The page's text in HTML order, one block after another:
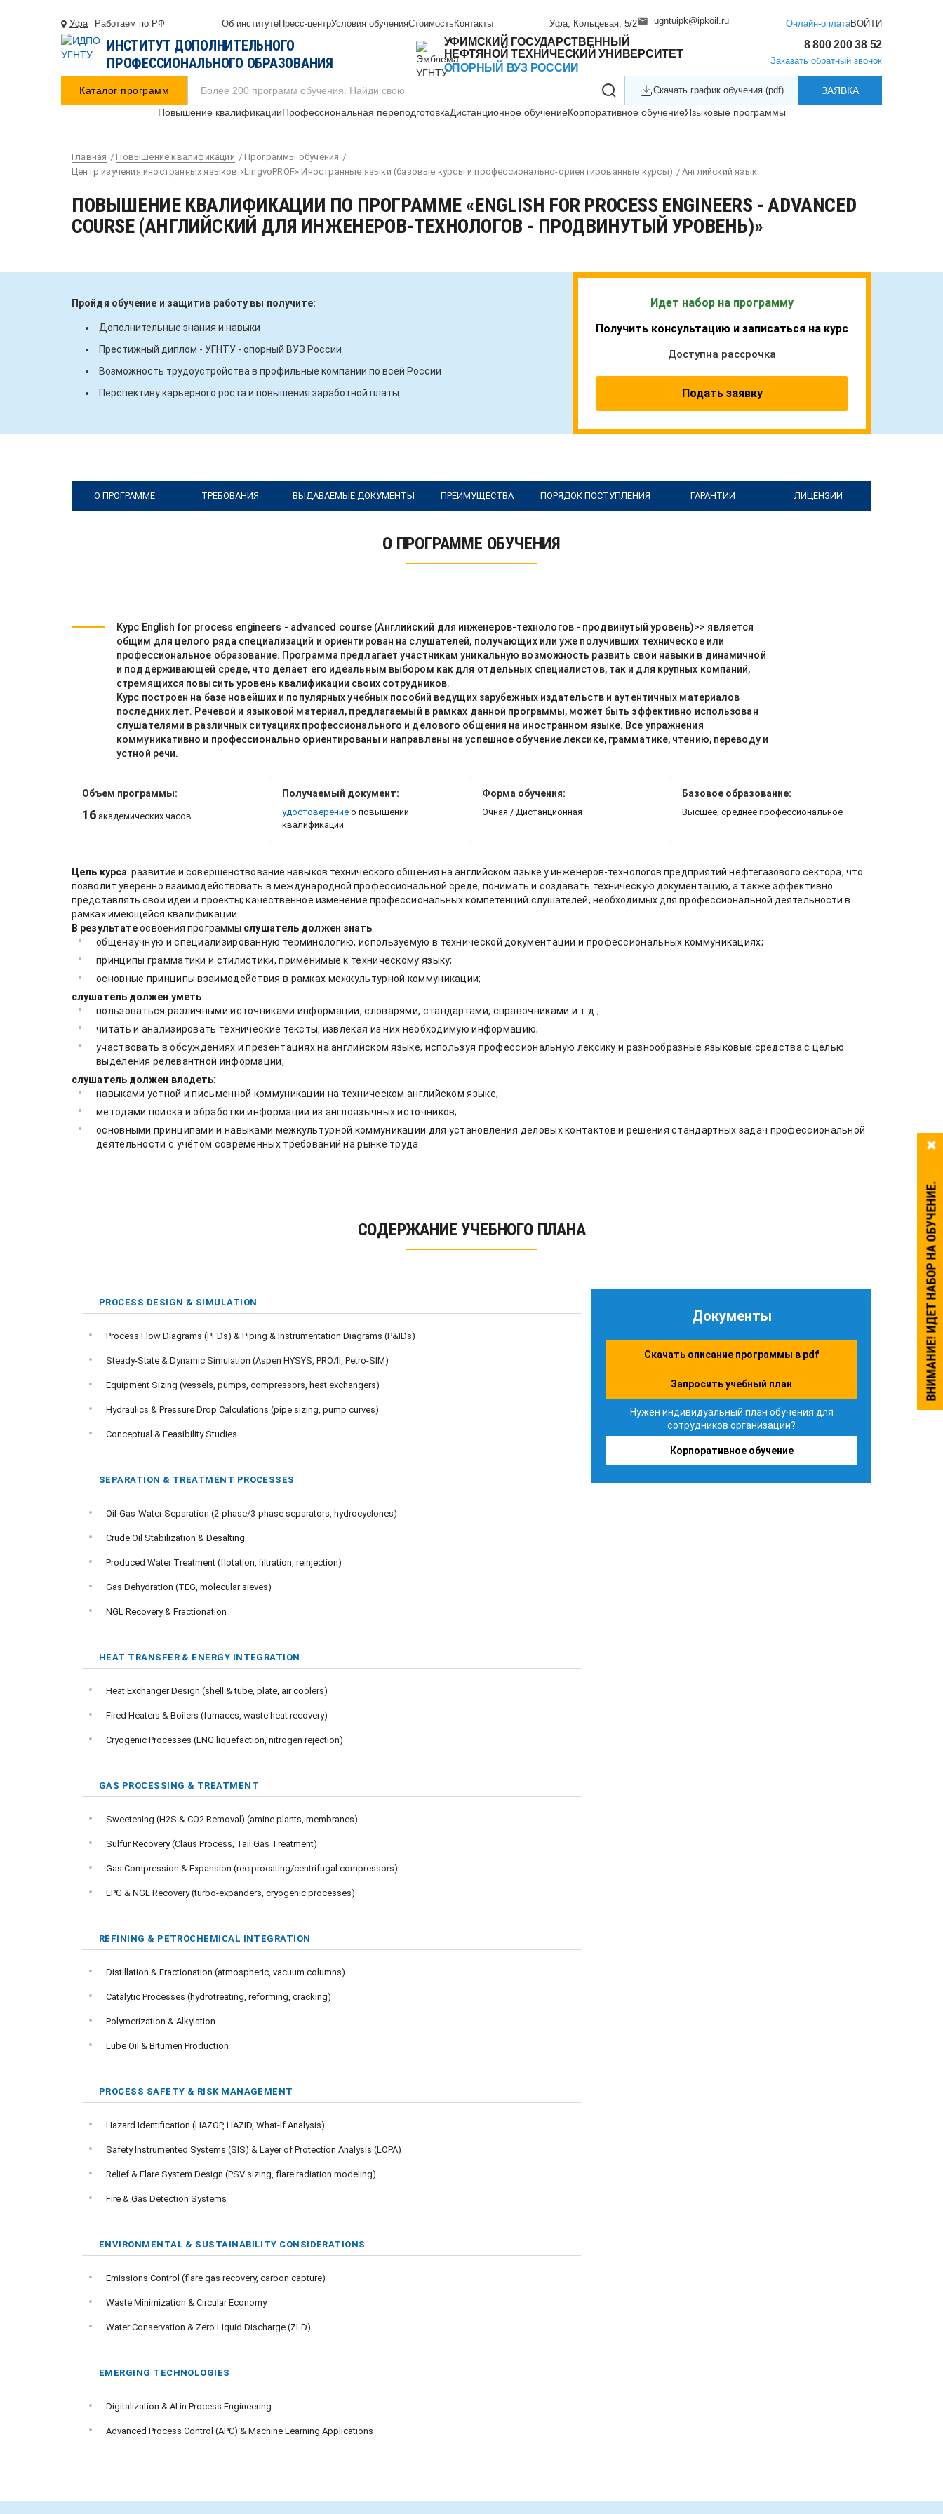
ВНИМАНИЕ! ИДЕТ НАБОР НА ОБУЧЕНИЕ.
Уфа Работаем по РФ Об институтеПресс-центрУсловия обученияСтоимостьКонтакты Уфа, Кольцевая, 5/2 ugntuipk@ipkoil.ru Онлайн-оплатаВОЙТИ
ИНСТИТУТ ДОПОЛНИТЕЛЬНОГО
ПРОФЕССИОНАЛЬНОГО ОБРАЗОВАНИЯ
УФИМСКИЙ ГОСУДАРСТВЕННЫЙ
НЕФТЯНОЙ ТЕХНИЧЕСКИЙ УНИВЕРСИТЕТ
ОПОРНЫЙ ВУЗ РОССИИ
8 800 200 38 52
Заказать обратный звонок
Каталог программ Скачать график обучения (pdf)
ЗАЯВКА
Повышение квалификацииПрофессиональная переподготовкаДистанционное обучениеКорпоративное обучениеЯзыковые программы
Главная Повышение квалификации
Программы обучения
Центр изучения иностранных языков «LingvoPROF» Иностранные языки (базовые курсы и профессионально-ориентированные курсы)
Английский язык
ПОВЫШЕНИЕ КВАЛИФИКАЦИИ ПО ПРОГРАММЕ «ENGLISH FOR PROCESS ENGINEERS - ADVANCED
COURSE (АНГЛИЙСКИЙ ДЛЯ ИНЖЕНЕРОВ-ТЕХНОЛОГОВ - ПРОДВИНУТЫЙ УРОВЕНЬ)»
Пройдя обучение и защитив работу вы получите:
Дополнительные знания и навыки
Престижный диплом - УГНТУ - опорный ВУЗ России
Возможность трудоустройства в профильные компании по всей России
Перспективу карьерного роста и повышения заработной платы
Идет набор на программу
Получить консультацию и записаться на курс
Доступна рассрочка
Подать заявку
О ПРОГРАММЕ ТРЕБОВАНИЯ ВЫДАВАЕМЫЕ ДОКУМЕНТЫ ПРЕИМУЩЕСТВА ПОРЯДОК ПОСТУПЛЕНИЯ ГАРАНТИИ ЛИЦЕНЗИИ
О ПРОГРАММЕ ОБУЧЕНИЯ
Курс English for process engineers - advanced course (Английский для инженеров-технологов - продвинутый уровень)>> является
общим для целого ряда специализаций и ориентирован на слушателей, получающих или уже получивших техническое или
профессиональное образование. Программа предлагает участникам уникальную возможность развить свои навыки в динамичной
и поддерживающей среде, что делает его идеальным выбором как для отдельных специалистов, так и для крупных компаний,
стремящихся повысить уровень квалификации своих сотрудников.
Курс построен на базе новейших и популярных учебных пособий ведущих зарубежных издательств и аутентичных материалов
последних лет. Речевой и языковой материал, предлагаемый в рамках данной программы, может быть эффективно использован
слушателями в различных ситуациях профессионального и делового общения на иностранном языке. Все упражнения
коммуникативно и профессионально ориентированы и направлены на успешное обучение лексике, грамматике, чтению, переводу и
устной речи.
Объем программы:
16 академических часов
Получаемый документ:
удостоверение о повышении
квалификации
Форма обучения:
Очная / Дистанционная
Базовое образование:
Высшее, среднее профессиональное
Цель курса: развитие и совершенствование навыков технического общения на английском языке у инженеров-технологов предприятий нефтегазового сектора, что
позволит уверенно взаимодействовать в международной профессиональной среде, понимать и создавать техническую документацию, а также эффективно
представлять свои идеи и проекты; качественное изменение профессиональных компетенций слушателей, необходимых для профессиональной деятельности в
рамках имеющейся квалификации.
В результатеосвоения программы слушатель должен знать:
общенаучную и специализированную терминологию, используемую в технической документации и профессиональных коммуникациях;
принципы грамматики и стилистики, применимые к техническому языку;
основные принципы взаимодействия в рамках межкультурной коммуникации;
слушатель должен уметь:
пользоваться различными источниками информации, словарями, стандартами, справочниками и т.д.;
читать и анализировать технические тексты, извлекая из них необходимую информацию;
участвовать в обсуждениях и презентациях на английском языке, используя профессиональную лексику и разнообразные языковые средства с целью
выделения релевантной информации;
слушатель должен владеть:
навыками устной и письменной коммуникации на техническом английском языке;
методами поиска и обработки информации из англоязычных источников;
основными принципами и навыками межкультурной коммуникации для установления деловых контактов и решения стандартных задач профессиональной
деятельности с учётом современных требований на рынке труда.
СОДЕРЖАНИЕ УЧЕБНОГО ПЛАНА
PROCESS DESIGN & SIMULATION
Process Flow Diagrams (PFDs) & Piping & Instrumentation Diagrams (P&IDs)
Steady-State & Dynamic Simulation (Aspen HYSYS, PRO/II, Petro-SIM)
Equipment Sizing (vessels, pumps, compressors, heat exchangers)
Hydraulics & Pressure Drop Calculations (pipe sizing, pump curves)
Conceptual & Feasibility Studies
SEPARATION & TREATMENT PROCESSES
Oil-Gas-Water Separation (2-phase/3-phase separators, hydrocyclones)
Crude Oil Stabilization & Desalting
Produced Water Treatment (flotation, filtration, reinjection)
Gas Dehydration (TEG, molecular sieves)
NGL Recovery & Fractionation
HEAT TRANSFER & ENERGY INTEGRATION
Heat Exchanger Design (shell & tube, plate, air coolers)
Fired Heaters & Boilers (furnaces, waste heat recovery)
Cryogenic Processes (LNG liquefaction, nitrogen rejection)
GAS PROCESSING & TREATMENT
Sweetening (H2S & CO2 Removal) (amine plants, membranes)
Sulfur Recovery (Claus Process, Tail Gas Treatment)
Gas Compression & Expansion (reciprocating/centrifugal compressors)
LPG & NGL Recovery (turbo-expanders, cryogenic processes)
REFINING & PETROCHEMICAL INTEGRATION
Distillation & Fractionation (atmospheric, vacuum columns)
Catalytic Processes (hydrotreating, reforming, cracking)
Polymerization & Alkylation
Lube Oil & Bitumen Production
PROCESS SAFETY & RISK MANAGEMENT
Hazard Identification (HAZOP, HAZID, What-If Analysis)
Safety Instrumented Systems (SIS) & Layer of Protection Analysis (LOPA)
Relief & Flare System Design (PSV sizing, flare radiation modeling)
Fire & Gas Detection Systems
ENVIRONMENTAL & SUSTAINABILITY CONSIDERATIONS
Emissions Control (flare gas recovery, carbon capture)
Waste Minimization & Circular Economy
Water Conservation & Zero Liquid Discharge (ZLD)
EMERGING TECHNOLOGIES
Digitalization & AI in Process Engineering
Advanced Process Control (APC) & Machine Learning Applications
Документы
Скачать описание программы в pdf
Запросить учебный план
Нужен индивидуальный план обучения для
сотрудников организации?
Корпоративное обучение